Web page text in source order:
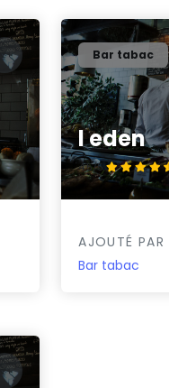
l eden
4.5/5
Bar tabac
AJOUTÉ PAR
Bar tabac